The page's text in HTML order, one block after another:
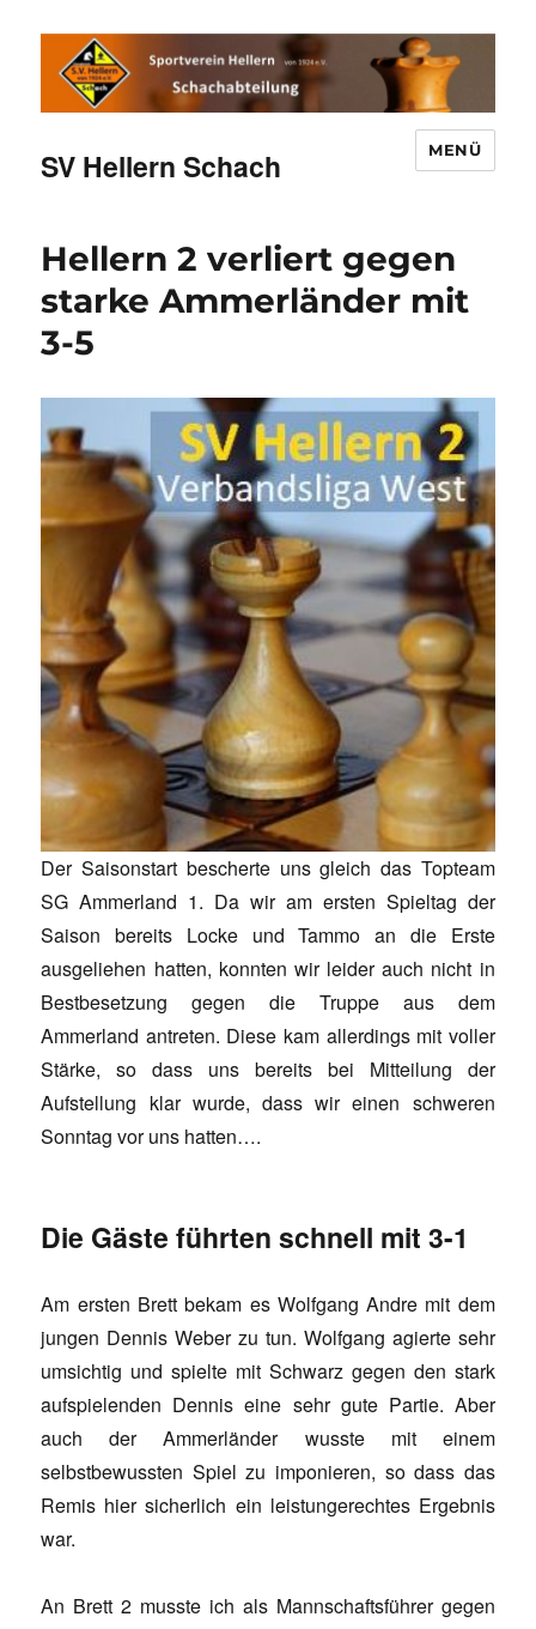
SV Hellern Schach MENÜ
Hellern 2 verliert gegen
starke Ammerländer mit
3-5
Der Saisonstart bescherte uns gleich das Topteam
SG Ammerland 1. Da wir am ersten Spieltag der
Saison bereits Locke und Tammo an die Erste
ausgeliehen hatten, konnten wir leider auch nicht in
Bestbesetzung gegen die Truppe aus dem
Ammerland antreten. Diese kam allerdings mit voller
Stärke, so dass uns bereits bei Mitteilung der
Aufstellung klar wurde, dass wir einen schweren
Sonntag vor uns hatten….
Die Gäste führten schnell mit 3-1
Am ersten Brett bekam es Wolfgang Andre mit dem
jungen Dennis Weber zu tun. Wolfgang agierte sehr
umsichtig und spielte mit Schwarz gegen den stark
aufspielenden Dennis eine sehr gute Partie. Aber
auch der Ammerländer wusste mit einem
selbstbewussten Spiel zu imponieren, so dass das
Remis hier sicherlich ein leistungerechtes Ergebnis
war.
An Brett 2 musste ich als Mannschaftsführer gegen